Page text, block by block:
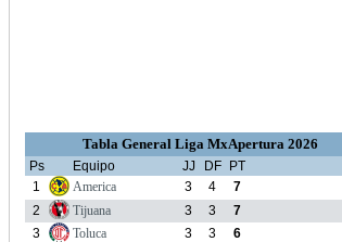
Tabla General Liga MxApertura 2026
Ps Equipo JJ DF PT
1
America 3 4
7
2
Tijuana 3 3
7
3
Toluca 3 3
6